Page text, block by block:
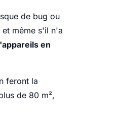
de bug ou
et même s'il n'a
en
feront la
de 80 m²,